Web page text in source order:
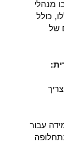
מנהלי
כולל
של
עבור
האנוש רואים ירידה של כ-20% בתחלופה